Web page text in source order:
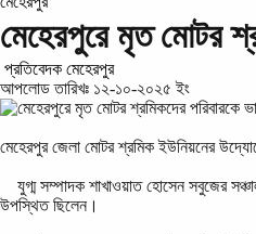
মেহেরপুরে মৃত মোটর
প্রতিবেদক মেহেরপুর
আপলোড তারিখঃ ১২-১০-২০২৫ ইং
মেহেরপুর জেলা মোটর শ্রমিক ইউনিয়নের
যুগ্ম সম্পাদক শাখাওয়াত হোসেন সবুজের
উপস্থিত ছিলেন।